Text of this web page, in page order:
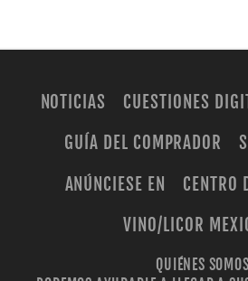
NOTICIAS CUESTIONES
GUÍA DEL COMPRADOR
ANÚNCIESE EN
CENTRO
VINO/LICOR
QUIÉNES SOMOS